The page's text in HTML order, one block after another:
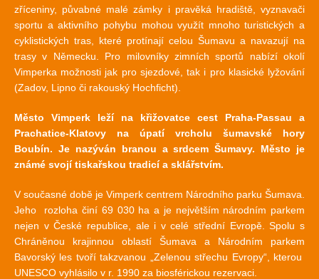
zříceniny, půvabné malé zámky i pravěká hradiště, vyznavači
sportu a aktivního pohybu mohou využít mnoho turistických a
cyklistických tras, které protínají celou Šumavu a navazují na
trasy v Německu. Pro milovníky zimních sportů nabízí okolí
Vimperka možnosti jak pro sjezdové, tak i pro klasické lyžování
(Zadov, Lipno či rakouský Hochficht).
Město Vimperk leží na křižovatce cest Praha-Passau a
Prachatice-Klatovy na úpatí vrcholu šumavské hory
Boubín. Je nazýván branou a srdcem Šumavy. Město je
známé svojí tiskařskou tradicí a sklářstvím.
V současné době je Vimperk centrem Národního parku Šumava.
Jeho rozloha činí 69 030 ha a je největším národním parkem
nejen v České republice, ale i v celé střední Evropě. Spolu s
Chráněnou krajinnou oblastí Šumava a Národním parkem
Bavorský les tvoří takzvanou „Zelenou střechu Evropy“, kterou
UNESCO vyhlásilo v r. 1990 za biosférickou rezervaci.